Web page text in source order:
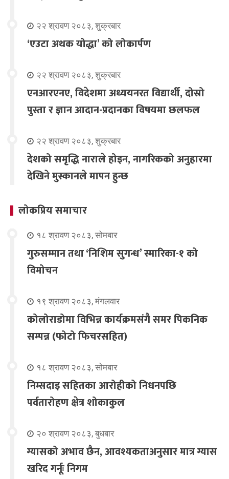
२२ श्रावण २०८३, शुक्रबार
‘एउटा अथक योद्धा’ को लोकार्पण
२२ श्रावण २०८३, शुक्रबार
एनआरएनए, विदेशमा अध्ययनरत विद्यार्थी, दोस्रो
पुस्ता र ज्ञान आदान-प्रदानका विषयमा छलफल
२२ श्रावण २०८३, शुक्रबार
देशको समृद्धि नाराले होइन, नागरिकको अनुहारमा
देखिने मुस्कानले मापन हुन्छ
लोकप्रिय समाचार
१८ श्रावण २०८३, सोमबार
गुरुसम्मान तथा ‘निशिम सुगन्ध’ स्मारिका-१ को
विमोचन
१९ श्रावण २०८३, मंगलवार
कोलोराडोमा विभिन्न कार्यक्रमसंगै समर पिकनिक
सम्पन्न (फोटो फिचरसहित)
१८ श्रावण २०८३, सोमबार
निम्सदाइ सहितका आरोहीको निधनपछि
पर्वतारोहण क्षेत्र शोकाकुल
२० श्रावण २०८३, बुधबार
ग्यासको अभाव छैन, आवश्यकताअनुसार मात्र ग्यास
खरिद गर्नूः निगम